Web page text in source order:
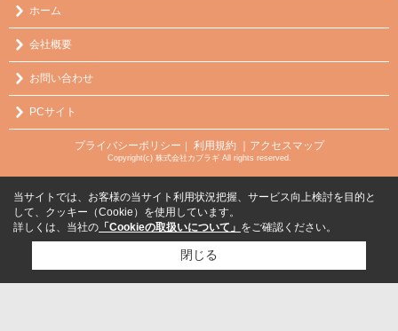
ホーム
会社概要
お問い合わせ
PCサイト
プライバシーポリシー ｜ 利用規約 ｜アクセスマップ
Copyright(c) 株式会社カブラギ All rights reserved.
当サイトでは、お客様の当サイト利用状況把握、サービス向上検討を目的と
して、クッキー（Cookie）を使用しています。
詳しくは、当社の 「Cookieの取扱いについて」 をご確認ください。
閉じる